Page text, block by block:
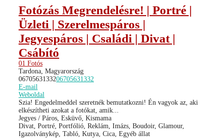
Fotózás Megrendelésre! | Portré |
Üzleti | Szerelmespáros |
Jegyespáros | Családi | Divat |
Csábító
01 Fotós
Tardona, Magyarország
0670563133206705631332
E-mail
Weboldal
Szia! Engedelmeddel szeretnék bemutatkozni! Én vagyok az, aki
elkészítheti azokat a fotókat, amik...
Jegyes / Páros, Esküvő, Kismama
Divat, Portré, Portfólió, Reklám, Imázs, Boudoir, Glamour,
Igazolványkép, Tabló, Kutya, Cica, Egyéb állat